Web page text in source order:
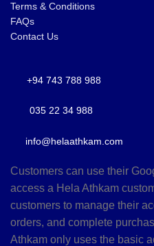
Terms & Conditions
FAQs
Contact Us
+94 743 788 988
035 22 34 988
info@helaathkam.com
Customers can use their
access a Hela Athkam
customers to manage their
orders, and complete
Athkam only uses the basic